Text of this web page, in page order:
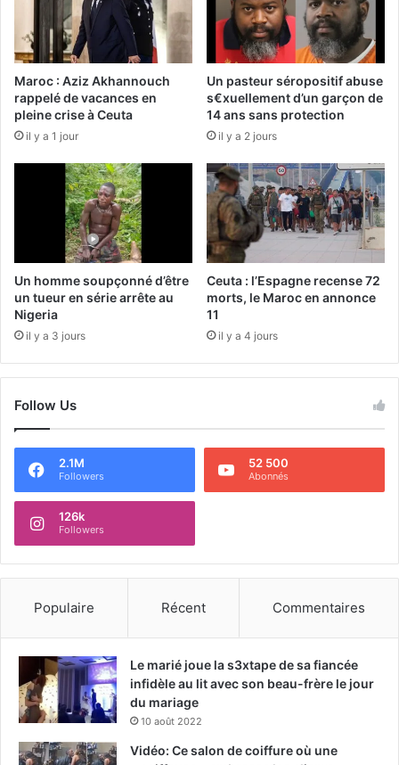
Maroc : Aziz Akhannouch
rappelé de vacances en
pleine crise à Ceuta
il y a 1 jour
Un pasteur séropositif abuse
s€xuellement d’un garçon de
14 ans sans protection
il y a 2 jours
Un homme soupçonné d’être
un tueur en série arrête au
Nigeria
il y a 3 jours
Ceuta : l’Espagne recense 72
morts, le Maroc en annonce
11
il y a 4 jours
Follow Us
2.1M
Followers
52 500
Abonnés
126k
Followers
Populaire Récent Commentaires
Le marié joue la s3xtape de sa fiancée
infidèle au lit avec son beau-frère le jour
du mariage
10 août 2022
Vidéo: Ce salon de coiffure où une